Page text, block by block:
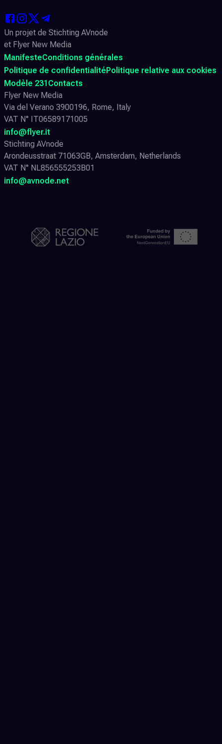
Un projet de Stichting AVnode
et Flyer New Media
ManifesteConditions générales
Politique de confidentialitéPolitique relative aux cookies
Modèle 231 Contacts
Flyer New Media
Via del Verano 3900196, Rome, Italy
VAT N° IT06589171005
info@flyer.it
Stichting AVnode
Arondeusstraat 71063GB, Amsterdam, Netherlands
VAT N° NL856555253B01
info@avnode.net